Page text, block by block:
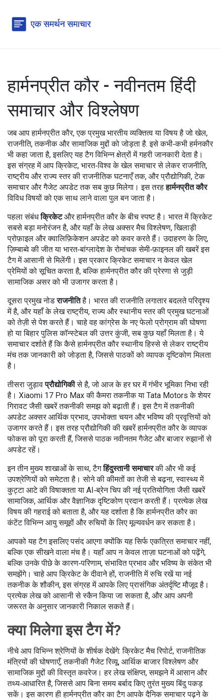
हार्मनप्रीत कौर - नवीनतम हिंदी
समाचार और विश्लेषण
जब आपहार्मनप्रीत कौर,एक प्रमुख भारतीय व्यक्तित्व या विषय है जो खेल,
राजनीति, तकनीक और सामाजिक मुद्दों को जोड़ता है. इसे कभी‑कभीहर्मनकौर
भी कहा जाता है, इसलिए यह टैग विभिन्न क्षेत्रों में गहरी जानकारी देता है।
इस संग्रह में आपक्रिकेट, भारत‑विश्व के खेल समाचारसे लेकरराजनीति,
राष्ट्रीय और राज्य स्तर की राजनीतिक घटनाएँतक, औरप्रौद्योगिकी,टेक
समाचार और गैजेट अपडेटतक सब कुछ मिलेगा। इस तरहहार्मनप्रीत कौर
विविध विषयों को एक साथ लाने वाला पुल बन जाता है।
पहला संबंधक्रिकेटऔर हार्मनप्रीत कौर के बीच स्पष्ट है। भारत में क्रिकेट
सबसे बड़ा मनोरंजन है, और यहाँ के लेख अक्सर मैच विश्लेषण, खिलाड़ी
प्रोफ़ाइल और क्वालिफ़िकेशन अपडेट को कवर करते हैं। उदाहरण के लिए,
ज़िम्बाब्वे की जीत या भारत‑बांग्लादेश के रोमांचक सेमी‑फ़ाइनल की खबरें इस
टैग में आसानी से मिलेंगी। इस प्रकार क्रिकेट समाचार न केवल खेल
प्रेमियों को सूचित करता है, बल्कि हार्मनप्रीत कौर की प्रेरणा से जुड़ी
सामाजिक असर को भी उजागर करता है।
दूसरा प्रमुख नोडराजनीतिहै। भारत की राजनीति लगातार बदलते परिदृश्य
में है, और यहाँ के लेख राष्ट्रीय, राज्य और स्थानीय स्तर की प्रमुख घटनाओं
को तेज़ी से पेश करते हैं। चाहे वह कांग्रेस के नए फेलो प्रोग्राम की घोषणा
हो या बिहार पुलिस कॉन्स्टेबल की उत्तर कुंजी, सब कुछ यहाँ मिलता है। ये
समाचार दर्शाते हैं कि कैसे हार्मनप्रीत कौर स्थानीय हिस्से से लेकर राष्ट्रीय
मंच तक जानकारी को जोड़ता है, जिससे पाठकों को व्यापक दृष्टिकोण मिलता
है।
तीसरा जुड़ावप्रौद्योगिकीसे है, जो आज के हर घर में गंभीर भूमिका निभा रही
है। Xiaomi 17 Pro Max की कैमरा तकनीक या Tata Motors के शेयर
गिरावट जैसी खबरें तकनीकी समझ को बढ़ाती हैं। इस टैग में तकनीकी
अपडेट अक्सर आर्थिक प्रभाव, उपभोक्ता चयन और भविष्य की प्रवृत्तियों को
उजागर करते हैं। इस तरह प्रौद्योगिकी की खबरें हार्मनप्रीत कौर के व्यापक
फोकस को पूरा करती हैं, जिससे पाठक नवीनतम गैजेट और बाजार रुझानों से
अपडेट रहें।
इन तीन मुख्य शाखाओं के साथ, टैगहिंदुस्तानी समाचारकी और भी कई
उपश्रेणियों को समेटता है। सोने की कीमतों का तेजी से बढ़ना, स्वास्थ्य में
कुट्टा आटे की विषाक्तता या AI‑ब्रेन चिप की नई प्रतियोगिता जैसी खबरें
सामाजिक, आर्थिक और वैज्ञानिक दृष्टिकोण प्रदान करती हैं। प्रत्येक लेख
विषय की गहराई को बताता है, और यह दर्शाता है कि हार्मनप्रीत कौर का
कंटेंट विभिन्न आयु समूहों और रुचियों के लिए मूल्यवर्धन कर सकता है।
आपको यह टैग इसलिए पसंद आएगा क्योंकि यह सिर्फ एकत्रित समाचार नहीं,
बल्कि एक सीखने वाला मंच है। यहाँ आप न केवल ताज़ा घटनाओं को पढ़ेंगे,
बल्कि उनके पीछे के कारण‑परिणाम, संभावित प्रभाव और भविष्य के संकेत भी
समझेंगे। चाहे आप क्रिकेट के दीवाने हों, राजनीति में रुचि रखें या नई
तकनीक के शौकीन, इस संग्रह में आपके लिए प्रासंगिक अंतर्दृष्टि मौजूद है।
प्रत्येक लेख को आसानी से स्कैन किया जा सकता है, और आप अपनी
जरूरत के अनुसार जानकारी निकाल सकते हैं।
क्या मिलेगा इस टैग में?
नीचे आप विभिन्न श्रेणियों के शीर्षक देखेंगे: क्रिकेट मैच रिपोर्ट, राजनीतिक
मंत्रियों की घोषणाएँ, तकनीकी गैजेट रिव्यू, आर्थिक बाजार विश्लेषण और
सामाजिक मुद्दों की विस्तृत कवरेज। हर लेख संक्षिप्त, समझने में आसान और
तथ्य‑आधारित है, जिससे आप बिना समय बर्बाद किए तुरंत मुख्य बिंदु पकड़
सकें। इस कारण ही हार्मनप्रीत कौर का टैग आपके दैनिक समाचार पढ़ने के